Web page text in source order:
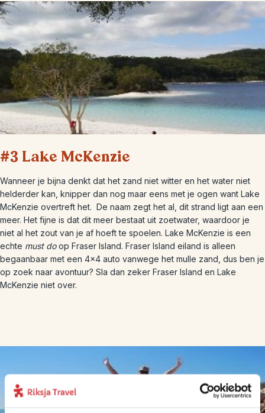
#3 Lake McKenzie
Wanneer je bijna denkt dat het zand niet witter en het water niet
helderder kan, knipper dan nog maar eens met je ogen want Lake
McKenzie overtreft het. De naam zegt het al, dit strand ligt aan een
meer. Het fijne is dat dit meer bestaat uit zoetwater, waardoor je
niet al het zout van je af hoeft te spoelen. Lake McKenzie is een
echte must doop Fraser Island. Fraser Island eiland is alleen
begaanbaar met een 4×4 auto vanwege het mulle zand, dus ben je
op zoek naar avontuur? Sla dan zeker Fraser Island en Lake
McKenzie niet over.